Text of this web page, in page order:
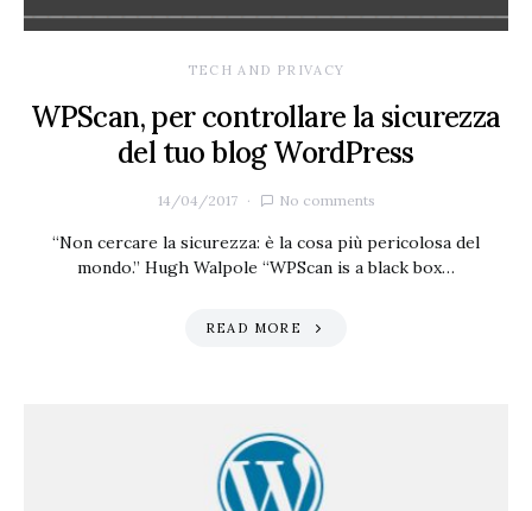
TECH AND PRIVACY
WPScan, per controllare la sicurezza
del tuo blog WordPress
14/04/2017 No comments
“Non cercare la sicurezza: è la cosa più pericolosa del
mondo.” Hugh Walpole “WPScan is a black box…
READ MORE